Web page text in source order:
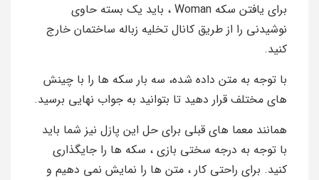
برای یافتن سکه Woman ، باید یک بسته حاوی
نوشیدنی را از طریق کانال تخلیه زباله ساختمان خارج
کنید.
با توجه به متن داده شده، سه بار سکه ها را با چینش
های مختلف قرار دهید تا بتوانید به جواب نهایی برسید.
همانند معما های قبلی برای حل این پازل نیز شما باید
با توجه به درجه سختی بازی ، سکه ها را جایگذاری
کنید. برای راحتی کار ، متن ها را نمایش نمی دهیم و